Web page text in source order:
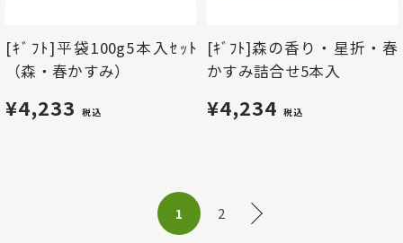
[ｷﾞﾌﾄ]平袋100g5本入ｾｯﾄ
（森・春かすみ）
¥4,233 税込
[ｷﾞﾌﾄ]森の香り・星折・春
かすみ詰合せ5本入
¥4,234 税込
1 2